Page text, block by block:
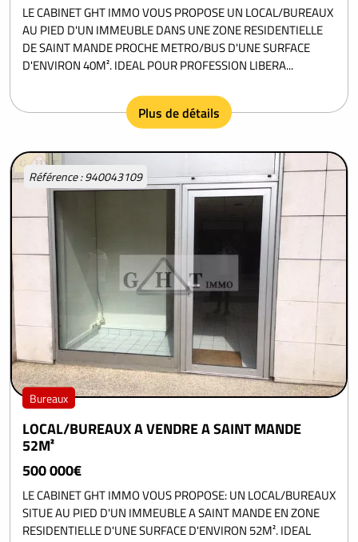
LE CABINET GHT IMMO VOUS PROPOSE UN LOCAL/BUREAUX
AU PIED D'UN IMMEUBLE DANS UNE ZONE RESIDENTIELLE
DE SAINT MANDE PROCHE METRO/BUS D'UNE SURFACE
D'ENVIRON 40M². IDEAL POUR PROFESSION LIBERA...
Plus de détails
Référence : 940043109
Bureaux
LOCAL/BUREAUX A VENDRE A SAINT MANDE
52M²
500 000€
LE CABINET GHT IMMO VOUS PROPOSE: UN LOCAL/BUREAUX
SITUE AU PIED D'UN IMMEUBLE A SAINT MANDE EN ZONE
RESIDENTIELLE D'UNE SURFACE D'ENVIRON 52M². IDEAL